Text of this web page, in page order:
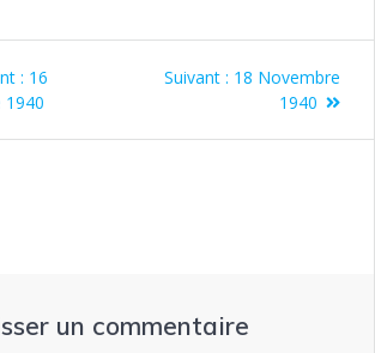
: 16
1940
Suivant : 18 Novembre
1940
un commentaire